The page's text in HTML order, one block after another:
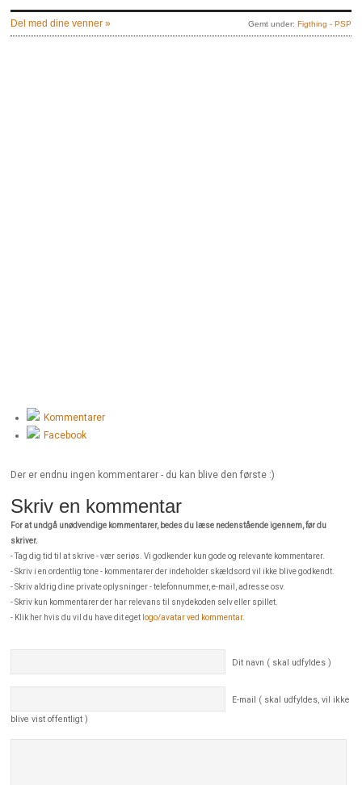
Del med dine venner » Gemt under: Figthing - PSP
Kommentarer
Facebook
Der er endnu ingen kommentarer - du kan blive den første :)
Skriv en kommentar
For at undgå unødvendige kommentarer, bedes du læse nedenstående igennem, før du
skriver.
- Tag dig tid til at skrive - vær seriøs. Vi godkender kun gode og relevante kommentarer.
- Skriv i en ordentlig tone - kommentarer der indeholder skældsord vil ikke blive godkendt.
- Skriv aldrig dine private oplysninger - telefonnummer, e-mail, adresse osv.
- Skriv kun kommentarer der har relevans til snydekoden selv eller spillet.
- Klik her hvis du vil du have dit eget logo/avatar ved kommentar.
Dit navn ( skal udfyldes )
E-mail ( skal udfyldes, vil ikke
blive vist offentligt )